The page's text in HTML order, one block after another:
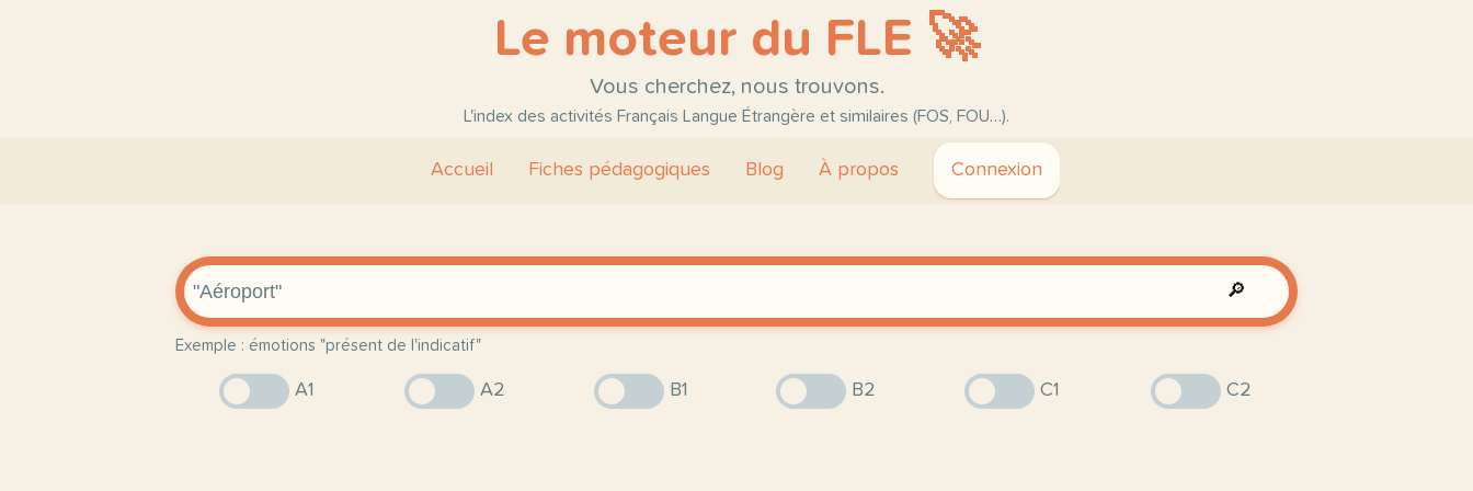
Le moteur du FLE 🚀
Vous cherchez, nous trouvons.
L'index des activités Français Langue Étrangère et similaires (FOS, FOU…).
Accueil Fiches pédagogiques Blog À propos Connexion
🔎
Exemple : émotions "présent de l'indicatif"
A1 A2 B1 B2 C1 C2